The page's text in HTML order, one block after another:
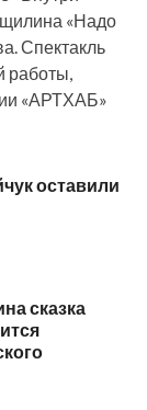
«Надо
Спектакль
работы,
«АРТХАБ»
оставили
сказка